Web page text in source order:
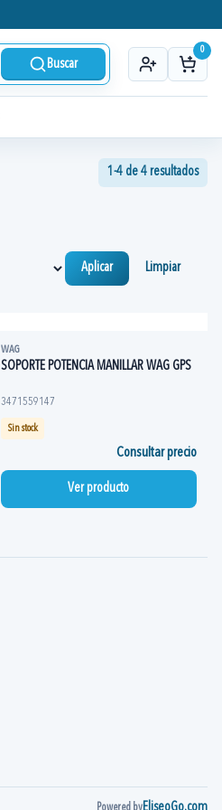
Buscar
0
1-4 de 4 resultados
Aplicar Limpiar
WAG
SOPORTE POTENCIA MANILLAR WAG GPS
3471559147
Sin stock
Consultar precio
Ver producto